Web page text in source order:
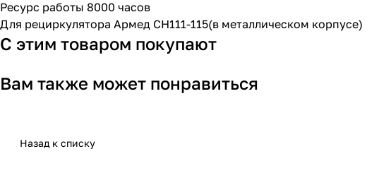
Ресурс работы 8000 часов
Для рециркулятора Армед CH111-115(в металлическом корпусе)
С этим товаром покупают
Вам также может понравиться
Назад к списку